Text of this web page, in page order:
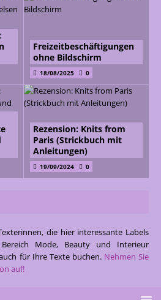
Freizeitbeschäftigungen
ohne Bildschirm
18/08/2025 0
Rezension: Knits from
Paris (Strickbuch mit
Anleitungen)
19/09/2024 0
die hier interessante Labels
Mode, Beauty und Interieur
für Ihre Texte buchen. Nehmen Sie
auf!